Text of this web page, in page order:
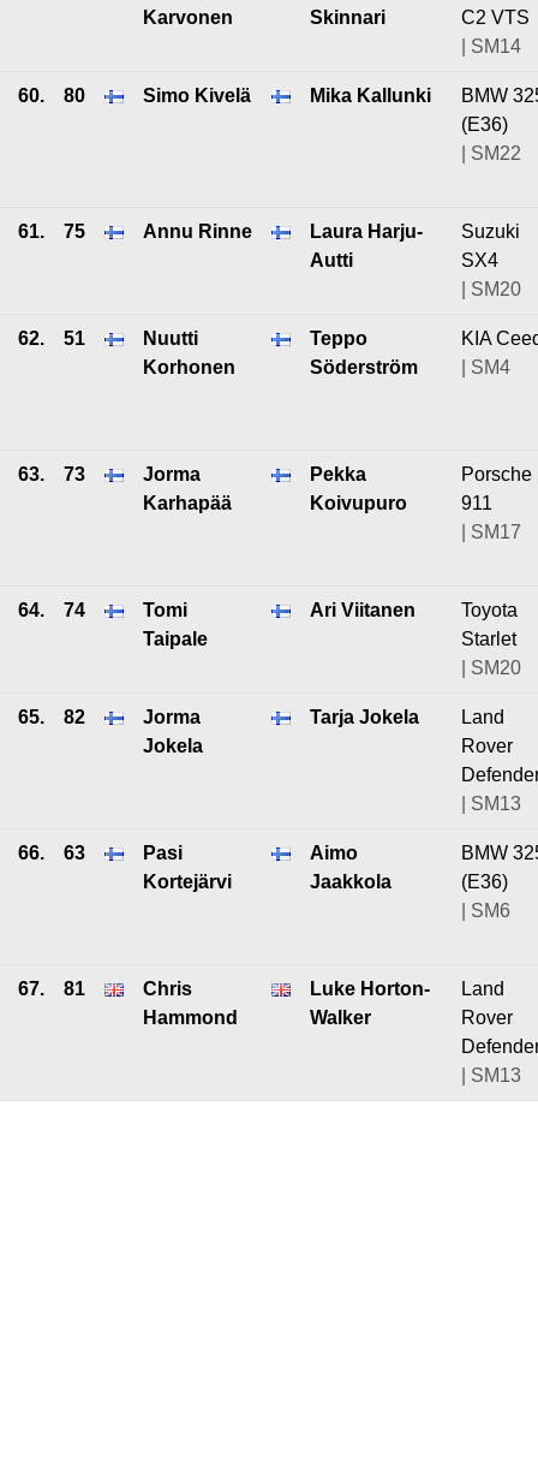
Karvonen
Skinnari
C2 VTS
| SM14
60. 80 Simo Kivelä Mika Kallunki
BMW
(E36)
| SM22
61. 75 Annu Rinne
Laura Harju-
Autti
Suzuki
SX4
| SM20
62. 51
Nuutti
Korhonen
Teppo
Söderström
KIA
| SM4
63. 73
Jorma
Karhapää
Pekka
Koivupuro
Porsche
911
| SM17
64. 74
Tomi
Taipale
Ari Viitanen
Toyota
Starlet
| SM20
65. 82
Jorma
Jokela
Tarja Jokela
Land
Rover
| SM13
66. 63
Pasi
Kortejärvi
Aimo
Jaakkola
BMW
(E36)
| SM6
67. 81
Chris
Hammond
Luke Horton-
Walker
Land
Rover
| SM13